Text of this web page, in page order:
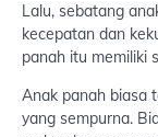
Lalu, sebatang
kecepatan dan
panah itu memiliki
Anak panah biasa
yang sempurna.